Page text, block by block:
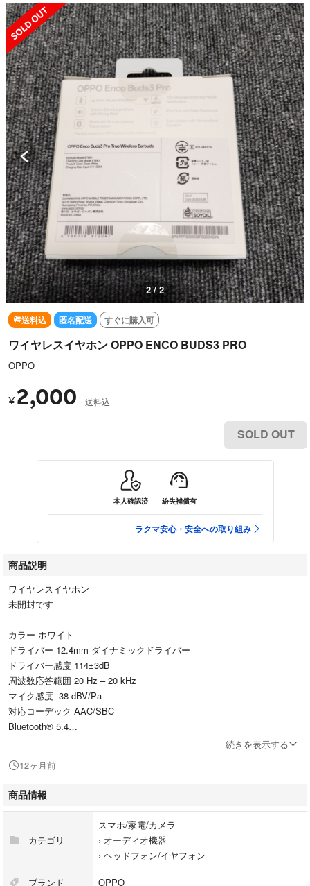
SOLD OUT
2 / 2
送料込 匿名配送 すぐに購入可
ワイヤレスイヤホン OPPO ENCO BUDS3 PRO
OPPO
¥ 2,000 送料込
SOLD OUT
本人確認済 紛失補償有
ラクマ安心・安全への取り組み
商品説明
ワイヤレスイヤホン
未開封です
カラー ホワイト
ドライバー 12.4mm ダイナミックドライバー
ドライバー感度 114±3dB
周波数応答範囲 20 Hz – 20 kHz
マイク感度 -38 dBV/Pa
対応コーデック AAC/SBC
Bluetooth® 5.4
バッテリー容量 58mAh (イヤホン) / 560mAh (充電ケース)
音楽再生時間（コーデック:AAC / 音量50％の想定） 最長約12時間 (イヤ
ホン) / 最長約54時間 (イヤホン+充電ケース)
充電時間 約65分（イヤホンのみ）
約120分 (充電ケース含む)
ワイヤレス充電時間 非対応
防水防塵機能（イヤホンのみ） IP55
続きを表示する
12ヶ月前
商品情報
カテゴリ
スマホ/家電/カメラ
› オーディオ機器
› ヘッドフォン/イヤフォン
ブランド OPPO